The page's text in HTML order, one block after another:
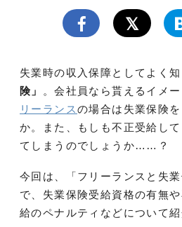
失業時の収入保障としてよく
険」
。会社員なら貰えるイメー
リーランスの場合は失業保険
か。また、もしも不正受給し
てしまうのでしょうか……？
今回は、「フリーランスと失
で、失業保険受給資格の有無
給のペナルティなどについて紹